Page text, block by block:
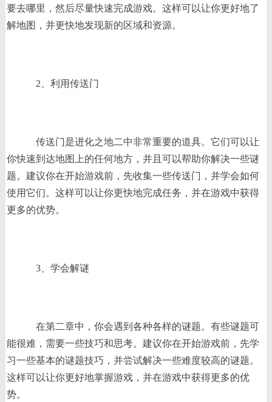
要去哪里，然后尽量快速完成游戏。这样可以让你更好地了
解地图，并更快地发现新的区域和资源。
2、利用传送门
传送门是进化之地二中非常重要的道具。它们可以让
你快速到达地图上的任何地方，并且可以帮助你解决一些谜
题。建议你在开始游戏前，先收集一些传送门，并学会如何
使用它们。这样可以让你更快地完成任务，并在游戏中获得
更多的优势。
3、学会解谜
在第二章中，你会遇到各种各样的谜题。有些谜题可
能很难，需要一些技巧和思考。建议你在开始游戏前，先学
习一些基本的谜题技巧，并尝试解决一些难度较高的谜题。
这样可以让你更好地掌握游戏，并在游戏中获得更多的优
势。